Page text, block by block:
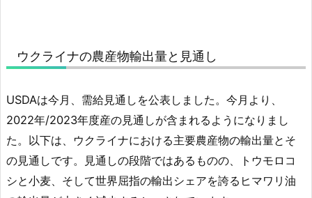
ウクライナの農産物輸出量と見通し
USDAは今月、需給見通しを公表しました。今月より、
2022年/2023年度産の見通しが含まれるようになりまし
た。以下は、ウクライナにおける主要農産物の輸出量とそ
の見通しです。見通しの段階ではあるものの、トウモロコ
シと小麦、そして世界屈指の輸出シェアを誇るヒマワリ油